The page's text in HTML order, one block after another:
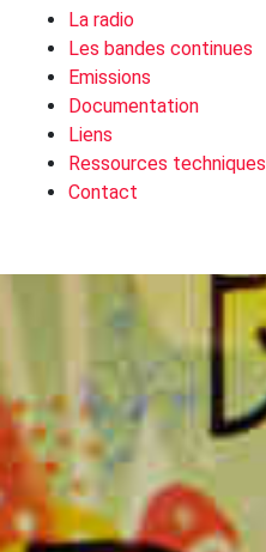
La radio
Les bandes continues
Emissions
Documentation
Liens
Ressources techniques
Contact